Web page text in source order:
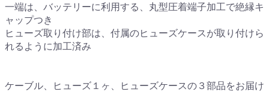
一端は、バッテリーに利用する、丸型圧着端子加工で絶縁キ
ャップつき
ヒューズ取り付け部は、付属のヒューズケースが取り付けら
れるように加工済み
ケーブル、ヒューズ１ヶ、ヒューズケースの３部品をお届け